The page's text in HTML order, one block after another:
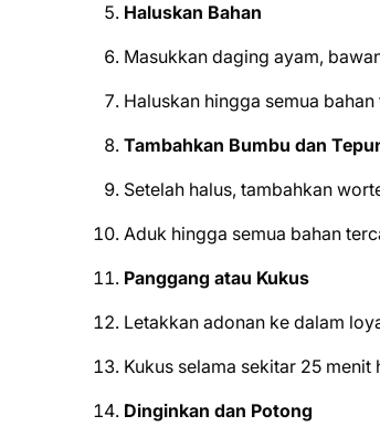
Haluskan Bahan
Masukkan daging ayam,
Haluskan hingga semua
Tambahkan Bumbu dan
Setelah halus, tambahkan
Aduk hingga semua bahan
Panggang atau Kukus
Letakkan adonan ke dalam
Kukus selama sekitar 25 menit
Dinginkan dan Potong